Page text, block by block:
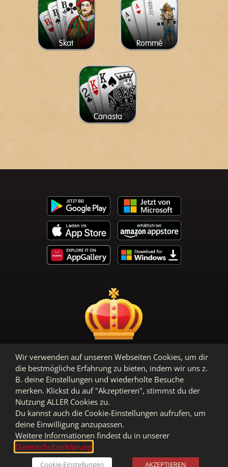
Skat Rommé
Canasta
AGB Datenschutz Impressum
Wir verwenden auf unseren Webseiten Cookies, um dir
die bestmögliche Erfahrung zu bieten, indem wir uns z.
B. deine Einstellungen und wiederholte Besuche
merken. Klickst du auf "Akzeptieren", stimmst du der
Nutzung ALLER Cookies zu.
Du kannst auch die Cookie-Einstellungen aufrufen, um
deine Einwilligung anzupassen.
Weitere Informationen findest du in unserer
Datenschutzerklärung
Cookie-Einstellungen AKZEPTIEREN